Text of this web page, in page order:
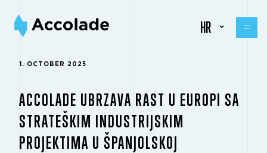
HR
1. OCTOBER 2025
ACCOLADE UBRZAVA RAST U EUROPI SA
STRATEŠKIM INDUSTRIJSKIM
PROJEKTIMA U ŠPANJOLSKOJ